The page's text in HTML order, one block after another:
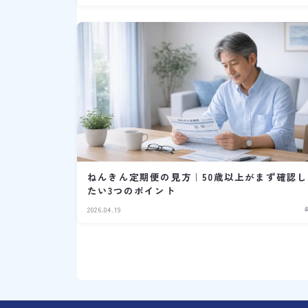
ねんきん定期便の見方｜50歳以上がまず確認し
たい3つのポイント
2026.04.19